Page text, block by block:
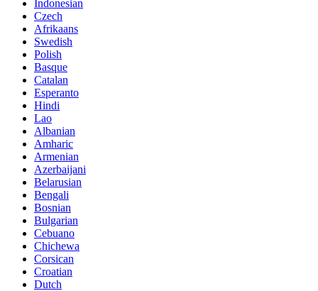
Indonesian
Czech
Afrikaans
Swedish
Polish
Basque
Catalan
Esperanto
Hindi
Lao
Albanian
Amharic
Armenian
Azerbaijani
Belarusian
Bengali
Bosnian
Bulgarian
Cebuano
Chichewa
Corsican
Croatian
Dutch